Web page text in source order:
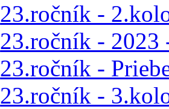
23.ročník -
23.ročník - 2023
23.ročník -
23.ročník -